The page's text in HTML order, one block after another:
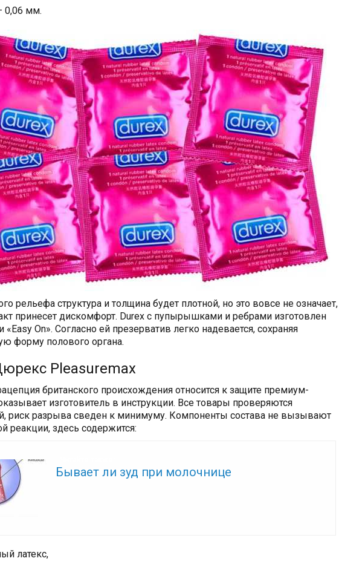
0,06 мм.
рельефа структура и толщина будет плотной, но это вовсе не означает,
принесет дискомфорт. Durex с пупырышками и ребрами изготовлен
«Easy On». Согласно ей презерватив легко надевается, сохраняя
форму полового органа.
Pleasuremax
британского происхождения относится к защите премиум-
изготовитель в инструкции. Все товары проверяются
риск разрыва сведен к минимуму. Компоненты состава не вызывают
реакции, здесь содержится:
Бывает ли зуд при молочнице
латекс,